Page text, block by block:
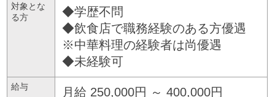
対象とな
る方
◆学歴不問
◆飲食店で職務経験のある方優遇
※中華料理の経験者は尚優遇
◆未経験可
給与 月給 250,000円 ～ 400,000円